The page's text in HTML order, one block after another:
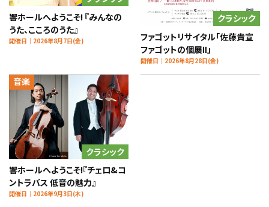
響ホールへようこそ! 『みんなの
うた、こころのうた』
開催日｜2026年8月7日(金)
クラシック
ファゴットリサイタル「佐藤貴宣
ファゴットの個展Ⅱ」
開催日｜2026年8月28日(金)
音楽
クラシック
響ホールへようこそ!『チェロ&コ
ントラバス 低音の魅力』
開催日｜2026年9月3日(木)